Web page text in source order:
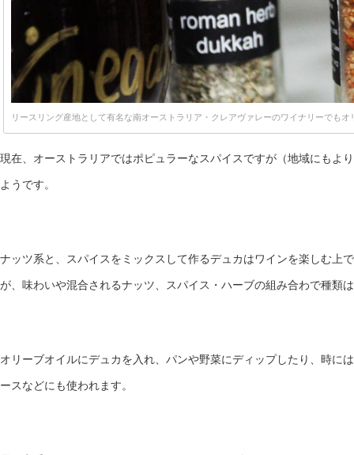
リースリング産地として有名な南オーストラリア・クレアヴァレーのワイナリーでも
現在、オーストラリアではポピュラーなスパイスですが（地域にもよ
ようです。
ナッツ系と、スパイスをミックスして作るデュカはワインを楽しむ上
が、味わいや混合されるナッツ、スパイス・ハーブの組み合わで種類
オリーブオイルにデュカを入れ、パンや野菜にディップしたり、時に
ースなどにも使われます。